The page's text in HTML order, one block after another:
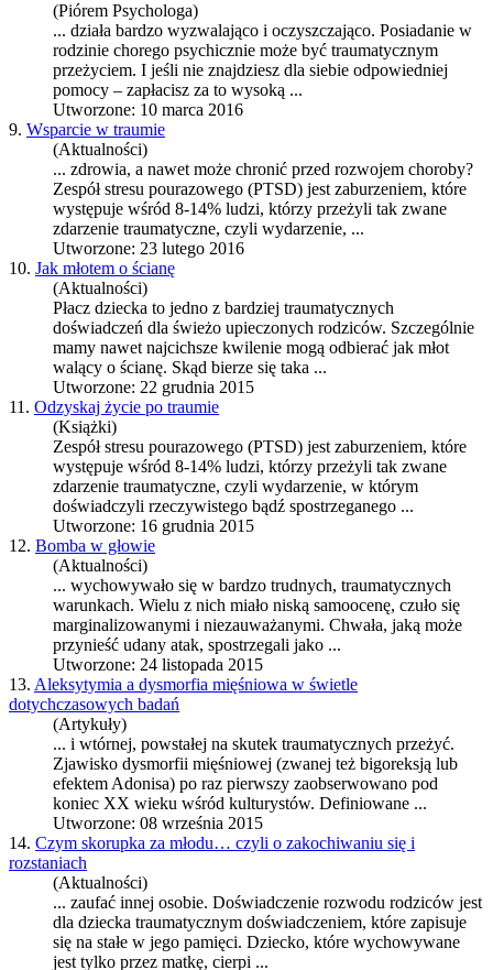
(Piórem Psychologa)
... działa bardzo wyzwalająco i oczyszczająco. Posiadanie w
rodzinie chorego psychicznie może być traumatycznym
przeżyciem. I jeśli nie znajdziesz dla siebie odpowiedniej
pomocy – zapłacisz za to wysoką ...
Utworzone: 10 marca 2016
9. Wsparcie w traumie
(Aktualności)
... zdrowia, a nawet może chronić przed rozwojem choroby?
Zespół stresu pourazowego (PTSD) jest zaburzeniem, które
występuje wśród 8-14% ludzi, którzy przeżyli tak zwane
zdarzenie traumatyczne, czyli wydarzenie, ...
Utworzone: 23 lutego 2016
10. Jak młotem o ścianę
(Aktualności)
Płacz dziecka to jedno z bardziej traumatycznych
doświadczeń dla świeżo upieczonych rodziców. Szczególnie
mamy nawet najcichsze kwilenie mogą odbierać jak młot
walący o ścianę. Skąd bierze się taka ...
Utworzone: 22 grudnia 2015
11. Odzyskaj życie po traumie
(Książki)
Zespół stresu pourazowego (PTSD) jest zaburzeniem, które
występuje wśród 8-14% ludzi, którzy przeżyli tak zwane
zdarzenie traumatyczne, czyli wydarzenie, w którym
doświadczyli rzeczywistego bądź spostrzeganego ...
Utworzone: 16 grudnia 2015
12. Bomba w głowie
(Aktualności)
... wychowywało się w bardzo trudnych, traumatycznych
warunkach. Wielu z nich miało niską samoocenę, czuło się
marginalizowanymi i niezauważanymi. Chwała, jaką może
przynieść udany atak, spostrzegali jako ...
Utworzone: 24 listopada 2015
13. Aleksytymia a dysmorfia mięśniowa w świetle
dotychczasowych badań
(Artykuły)
... i wtórnej, powstałej na skutek traumatycznych przeżyć.
Zjawisko dysmorfii mięśniowej (zwanej też bigoreksją lub
efektem Adonisa) po raz pierwszy zaobserwowano pod
koniec XX wieku wśród kulturystów. Definiowane ...
Utworzone: 08 września 2015
14. Czym skorupka za młodu… czyli o zakochiwaniu się i
rozstaniach
(Aktualności)
... zaufać innej osobie. Doświadczenie rozwodu rodziców jest
dla dziecka traumatycznym doświadczeniem, które zapisuje
się na stałe w jego pamięci. Dziecko, które wychowywane
jest tylko przez matkę, cierpi ...